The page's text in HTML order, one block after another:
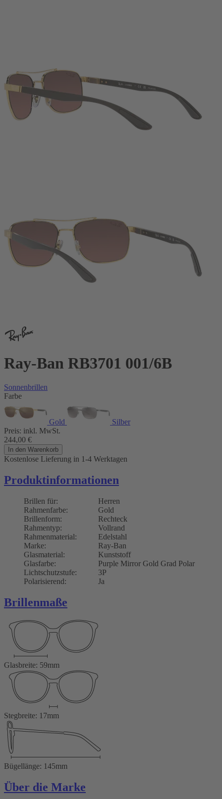
Ray-Ban RB3701 001/6B
Sonnenbrillen
Farbe
Gold
Silber
Preis: inkl. MwSt.
244,00 €
In den Warenkorb
Kostenlose Lieferung in 1-4 Werktagen
Produktinformationen
Brillen für:
Herren
Rahmenfarbe:
Gold
Brillenform:
Rechteck
Rahmentyp:
Vollrand
Rahmenmaterial:
Edelstahl
Marke:
Ray-Ban
Glasmaterial:
Kunststoff
Glasfarbe:
Purple Mirror Gold Grad Polar
Lichtschutzstufe:
3P
Polarisierend:
Ja
Brillenmaße
Glasbreite: 59mm
Stegbreite: 17mm
Bügellänge: 145mm
Über die Marke